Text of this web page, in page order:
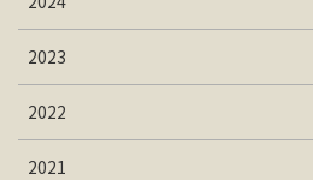
2023
2022
2021